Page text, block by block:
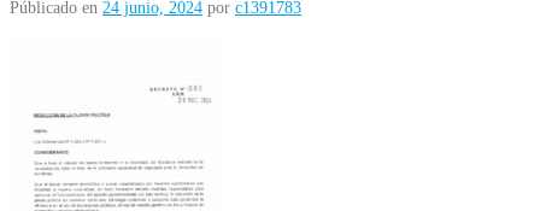
Públicado en 24 junio, 2024 por c1391783